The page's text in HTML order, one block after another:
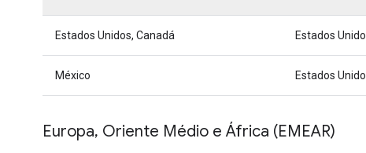
Estados Unidos, Canadá Estados
México Estados
Europa, Oriente Médio e África (EMEAR)